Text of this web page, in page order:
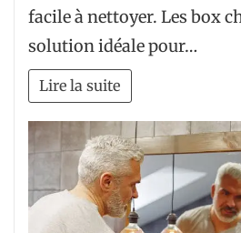
facile à nettoyer. Les box
solution idéale pour…
Lire la suite